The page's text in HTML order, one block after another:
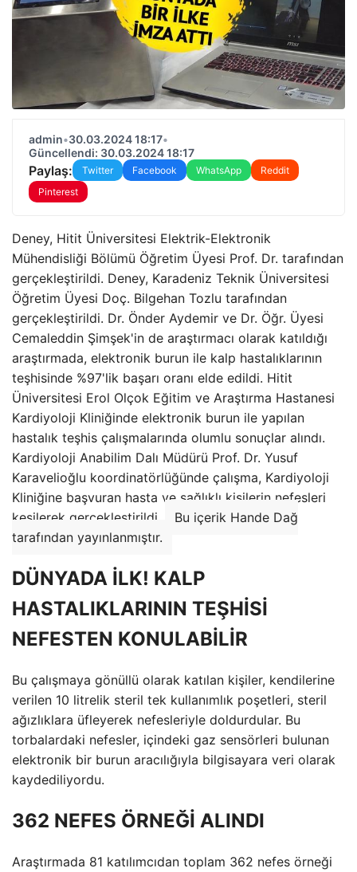
admin•30.03.2024 18:17•
Güncellendi: 30.03.2024 18:17
Paylaş: Twitter Facebook WhatsApp
Reddit
Pinterest
Deney, Hitit Üniversitesi Elektrik-Elektronik
Mühendisliği Bölümü Öğretim Üyesi Prof. Dr. tarafından
gerçekleştirildi. Deney, Karadeniz Teknik Üniversitesi
Öğretim Üyesi Doç. Bilgehan Tozlu tarafından
gerçekleştirildi. Dr. Önder Aydemir ve Dr. Öğr. Üyesi
Cemaleddin Şimşek'in de araştırmacı olarak katıldığı
araştırmada, elektronik burun ile kalp hastalıklarının
teşhisinde %97'lik başarı oranı elde edildi. Hitit
Üniversitesi Erol Olçok Eğitim ve Araştırma Hastanesi
Kardiyoloji Kliniğinde elektronik burun ile yapılan
hastalık teşhis çalışmalarında olumlu sonuçlar alındı.
Kardiyoloji Anabilim Dalı Müdürü Prof. Dr. Yusuf
Karavelioğlu koordinatörlüğünde çalışma, Kardiyoloji
Kliniğine başvuran hasta ve sağlıklı kişilerin nefesleri
kesilerek gerçekleştirildi.
Bu içerik Hande Dağ
tarafından yayınlanmıştır.
DÜNYADA İLK! KALP
HASTALIKLARININ TEŞHİSİ
NEFESTEN KONULABİLİR
Bu çalışmaya gönüllü olarak katılan kişiler, kendilerine
verilen 10 litrelik steril tek kullanımlık poşetleri, steril
ağızlıklara üfleyerek nefesleriyle doldurdular. Bu
torbalardaki nefesler, içindeki gaz sensörleri bulunan
elektronik bir burun aracılığıyla bilgisayara veri olarak
kaydediliyordu.
362 NEFES ÖRNEĞİ ALINDI
Araştırmada 81 katılımcıdan toplam 362 nefes örneği